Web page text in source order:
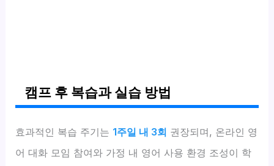
캠프 후 복습과 실습 방법
효과적인 복습 주기는 1주일 내 3회 권장되며, 온라인 영
어 대화 모임 참여와 가정 내 영어 사용 환경 조성이 학